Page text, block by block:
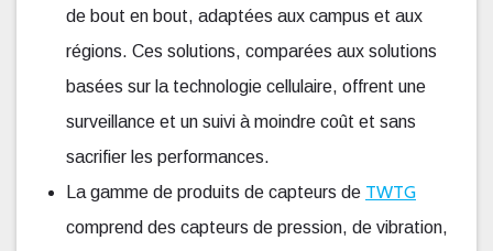
de bout en bout, adaptées aux campus et aux
régions. Ces solutions, comparées aux solutions
basées sur la technologie cellulaire, offrent une
surveillance et un suivi à moindre coût et sans
sacrifier les performances.
La gamme de produits de capteurs de TWTG
comprend des capteurs de pression, de vibration,